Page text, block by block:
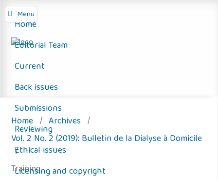
Menu
Home
Editorial Team
Current
Back issues
Submissions
Reviewing
Ethical issues
Licensing and copyright
Home / Archives /
Vol. 2 No. 2 (2019): Bulletin de la Dialyse à Domicile
/
Training